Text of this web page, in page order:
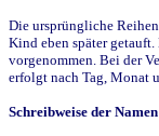
Die ursprüngliche
Kind eben später
vorgenommen. Bei der
erfolgt nach Tag, Monat
Schreibweise der Namen